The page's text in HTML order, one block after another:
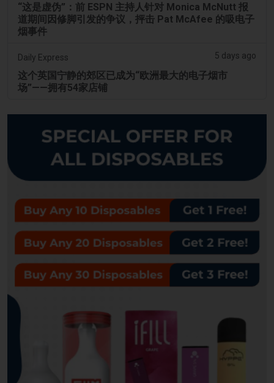
“这是虚伪”：前 ESPN 主持人针对 Monica McNutt 报
道期间因修脚引发的争议，抨击 Pat McAfee 的吸电子
烟事件
Daily Express 5 days ago
这个英国宁静的郊区已成为“欧洲最大的电子烟市
场”——拥有54家店铺